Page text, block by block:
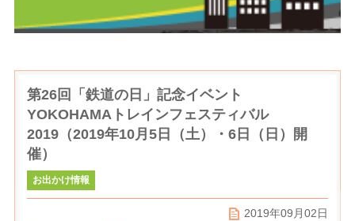
第26回「鉄道の日」記念イベント
YOKOHAMAトレインフェスティバル
2019（2019年10月5日（土）・6日（日）開
催）
お出かけ情報
2019年09月02日